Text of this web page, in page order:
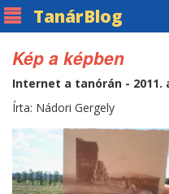
TanárBlog
Kép a képben
Internet a tanórán - 2011.
Írta: Nádori Gergely